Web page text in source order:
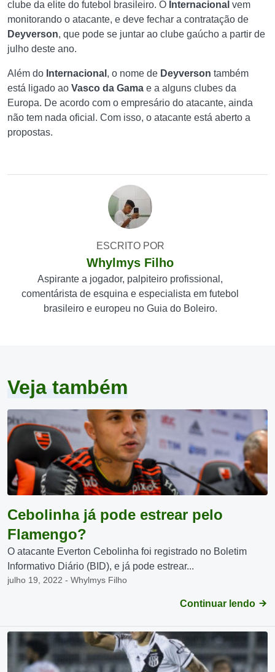
clube da elite do futebol brasileiro. O Internacional vem
monitorando o atacante, e deve fechar a contratação de
Deyverson, que pode se juntar ao clube gaúcho a partir de
julho deste ano.
Além do Internacional , o nome de Deyverson também
está ligado ao Vasco da Gama e a alguns clubes da
Europa. De acordo com o empresário do atacante, ainda
não tem nada oficial. Com isso, o atacante está aberto a
propostas.
ESCRITO POR
Whylmys Filho
Aspirante a jogador, palpiteiro profissional,
comentárista de esquina e especialista em futebol
brasileiro e europeu no Guia do Boleiro.
Veja também
Cebolinha já pode estrear pelo
Flamengo?
O atacante Everton Cebolinha foi registrado no Boletim
Informativo Diário (BID), e já pode estrear...
julho 19, 2022 - Whylmys Filho
Continuar lendo